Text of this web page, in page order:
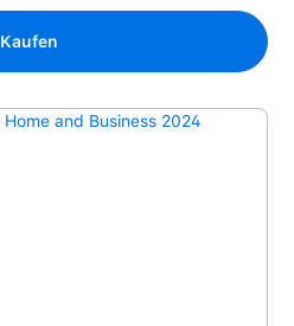
Kaufen